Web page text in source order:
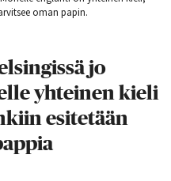
oman papin.
jo
yhteinen kieli
esitetään